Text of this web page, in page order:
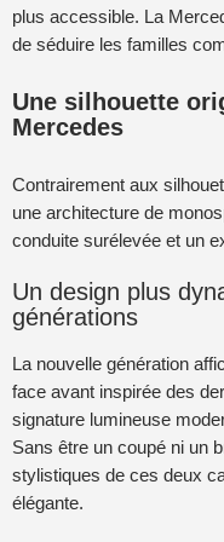
plus accessible. La
de séduire les familles
Une silhouette
Mercedes
Contrairement aux
une architecture de
conduite surélevée et un
Un design plus
générations
La nouvelle génération
face avant inspirée des
signature lumineuse
Sans être un coupé ni un
stylistiques de ces deux
élégante.